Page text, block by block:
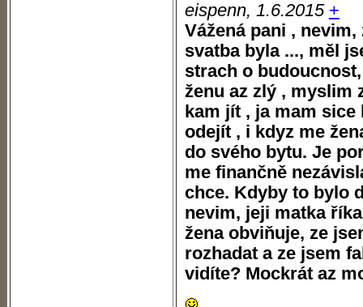
eispenn, 1.6.2015 +
Vážená pani ,
svatba byla ..., měl
strach o
ženu az zlý , myslim
kam jít , ja mam
odejít , i kdyz me
do svého bytu. Je
me finančně
chce. Kdyby to bylo
nevim, jeji matka
žena obviňuje, ze
rozhadat a ze jsem
vidíte? Mockrát az